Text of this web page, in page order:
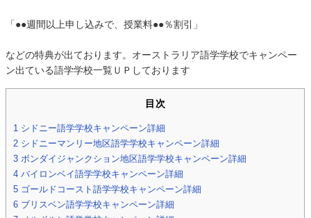
「●●週間以上申し込みで、授業料●●％割引」
などの特典が出ております。オーストラリア語学学校でキャンペー
ン出ている語学学校一覧ＵＰしております
目次
1 シドニー語学学校キャンペーン詳細
2 シドニーマンリー地区語学学校キャンペーン詳細
3 ボンダイジャンクション地区語学学校キャンペーン詳細
4 バイロンベイ語学学校キャンペーン詳細
5 ゴールドコースト語学学校キャンペーン詳細
6 ブリスベン語学学校キャンペーン詳細